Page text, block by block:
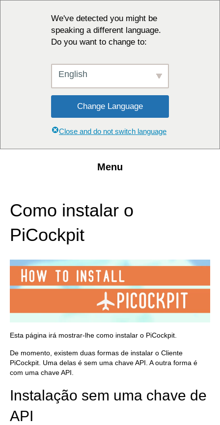
We've detected you might be
speaking a different language.
Do you want to change to:
English
Change Language
Close and do not switch language
Menu
Como instalar o
PiCockpit
Esta página irá mostrar-lhe como instalar o PiCockpit.
De momento, existem duas formas de instalar o Cliente
PiCockpit. Uma delas é sem uma chave API. A outra forma é
com uma chave API.
Instalação sem uma chave de
API